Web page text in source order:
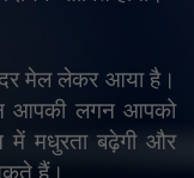
मेल लेकर आया है।
आपकी लगन आपको
मधुरता बढ़ेगी और
हैं।